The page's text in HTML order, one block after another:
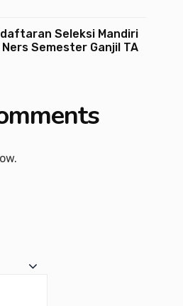
Seleksi Mandiri
Semester Ganjil TA